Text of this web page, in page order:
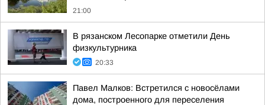
21:00
В рязанском Лесопарке отметили День
физкультурника
20:33
Павел Малков: Встретился с новосёлами
дома, построенного для переселения